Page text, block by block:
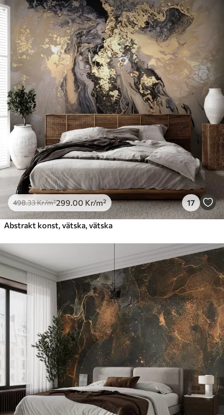
498.33Kr/m²299.00 Kr/m² 17
Abstrakt konst, vätska, vätska